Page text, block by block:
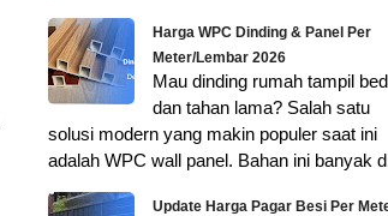
Harga WPC Dinding & Panel Per
Meter/Lembar 2026
Mau dinding rumah tampil
dan tahan lama? Salah satu
solusi modern yang makin populer saat ini
adalah WPC wall panel. Bahan ini banyak
Update Harga Pagar Besi Per